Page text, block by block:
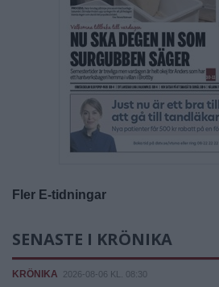
Fler E-tidningar
SENASTE I KRÖNIKA
KRÖNIKA 2026-08-06 KL. 08:30